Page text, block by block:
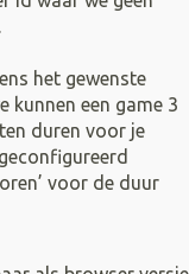
het gewenste
kunnen een game 3
duren voor je
voor de duur